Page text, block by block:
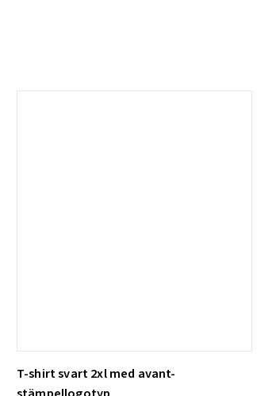
Lägg till i varukorg
T-shirt svart 2xl med avant-